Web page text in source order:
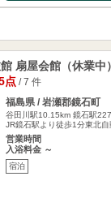
扇屋会館（休業中）
点/ 7 件
福島県 / 岩瀬郡鏡石町
谷田川駅10.15km 鏡石駅
JR鏡石駅より徒歩1分東北
営業時間
入浴料金 ～
宿泊